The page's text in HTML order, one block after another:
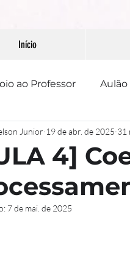
Início
ao Professor Aulão
Literatura PAAEB
4]
Junior 19 de abr. de 2025 31
7 de mai. de 2025